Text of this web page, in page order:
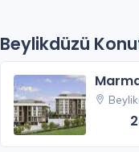
Beylikdüzü